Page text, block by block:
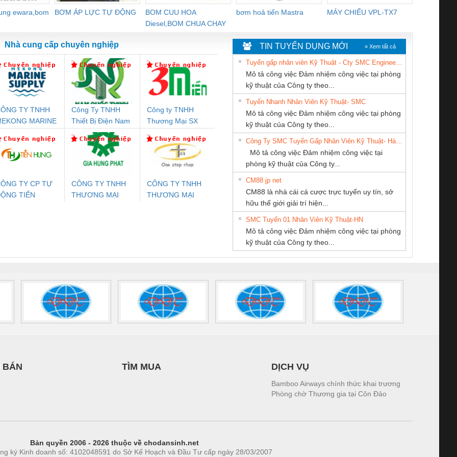
ewara,bom
BƠM ÁP LỰC TỰ ĐỘNG
BOM CUU HOA
Diesel,BOM CHUA CHAY
bơm hoả tiển Mastra MÁY CHIẾU VPL-TX7
An Toàn
Contact
1NO-
Rơ Le An Toàn
Phoenix Contact
PSR-SCP-
24UC/ESL4/3X1/1X2/B
- 2981059
Điện AC
Mô-đun Ắc Quy UPS
Bộ Lặp Tín Hiệu
PROFIBUS Phoenix
Contact PSI-REP-
PROFIBUS/12MB -
2708863
Rơ Le An Toàn
Phoenix Contact
2986960 – PSR-
SCP-
24DC/FSP/2X1/1X2
Rơ Le An Toàn
Bộ giám sát chuỗi
tấm pin
TRANSCLINIC 16I+
1K5 H (2502520000)
Bộ giám sát chuỗi
tấm pin
TRANSCLINIC 16I+
1K5 L (2433950000)
Bộ giám sát dòng
TRANSCLINIC 16I+
(2008130000)
điện TRANSCLINIC
BKE 1K5.4
(7791400879)2. Giá
Nẹp nhôm chống
trơn Đà Nẵng
Nhà cung cấp chuyên nghiệp
TY TNHH
MARINE
Công Ty TNHH
Thiết Bị Điện Nam
Quốc Thịnh
Công ty TNHH
Thương Mại SX
TY CP TỰ
TIẾN
CÔNG TY TNHH
THƯƠNG MẠI
CÔNG TY TNHH
THƯƠNG MẠI
Tan Dong Cang
company LTD
CÔNG TY TNHH
KỸ THUẬT KTECH
VIỆT NAM
CÔNG TY TNHH
DỊCH VỤ XNK
PHƯƠNG NAM
CÔNG TY CỔ
PHẦN DÂY VÀ
CÁP ĐIỆN
THƯỢNG ĐÌNH
PHẦN TỰ ĐỘNG
TIẾN HƯNG
TM-DV DAI DONG
TIN TUYỂN DỤNG MỚI » Xem tất cả
Mô tả công việc Đảm nhiệm công việc tại phòng
kỹ thuật của Công ty theo...
Tuyển Nhanh Nhân Viên Kỹ Thuật- SMC
Mô tả công việc Đảm nhiệm công việc tại phòng
kỹ thuật của Công ty theo...
Mô tả công việc Đảm nhiệm công việc tại
phòng kỹ thuật của Công ty...
CM88 jp net
CM88 là nhà cái cá cược trực tuyến uy tín, sở
hữu thế giới giải trí hiện...
SMC Tuyển 01 Nhân Viên Kỹ Thuật-HN
Mô tả công việc Đảm nhiệm công việc tại phòng
kỹ thuật của Công ty theo...
BÁN TÌM MUA DỊCH VỤ
Bamboo Airways chính thức khai trương
Phòng chờ Thương gia tại Côn Đảo
Bản quyền 2006 - 2026 thuộc về chodansinh.net
ký Kinh doanh số: 4102048591 do Sở Kế Hoạch và Đầu Tư cấp ngày 28/03/2007